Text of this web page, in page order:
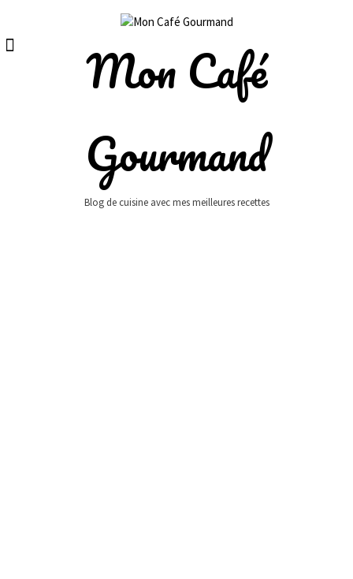
content
Mon Café
Gourmand
Blog de cuisine avec mes meilleures recettes